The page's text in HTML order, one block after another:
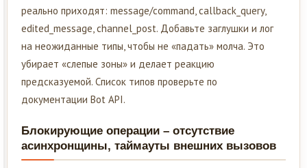
реально приходят: message/command, callback_query,
edited_message, channel_post. Добавьте заглушки и лог
на неожиданные типы, чтобы не «падать» молча. Это
убирает «слепые зоны» и делает реакцию
предсказуемой. Список типов проверьте по
документации Bot API.
Блокирующие операции – отсутствие
асинхронщины, таймауты внешних вызовов